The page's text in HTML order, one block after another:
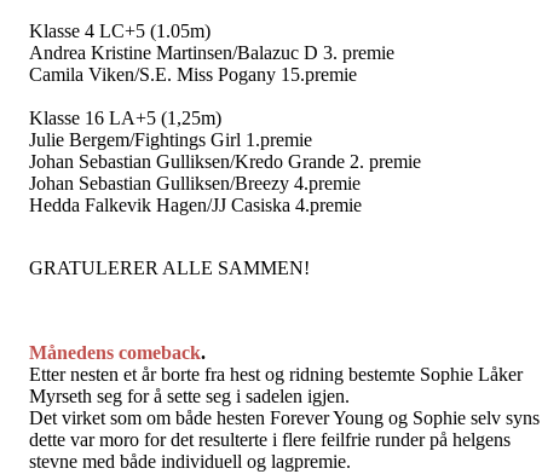
Klasse 4 LC+5 (1.05m)
Andrea Kristine Martinsen/Balazuc D 3. premie
Camila Viken/S.E. Miss Pogany 15.premie
Klasse 16 LA+5 (1,25m)
Julie Bergem/Fightings Girl 1.premie
Johan Sebastian Gulliksen/Kredo Grande 2. premie
Johan Sebastian Gulliksen/Breezy 4.premie
Hedda Falkevik Hagen/JJ Casiska 4.premie
GRATULERER ALLE SAMMEN!
Månedens comeback.
Etter nesten et år borte fra hest og ridning bestemte Sophie Låker
Myrseth seg for å sette seg i sadelen igjen.
Det virket som om både hesten Forever Young og Sophie selv syns
dette var moro for det resulterte i flere feilfrie runder på helgens
stevne med både individuell og lagpremie.